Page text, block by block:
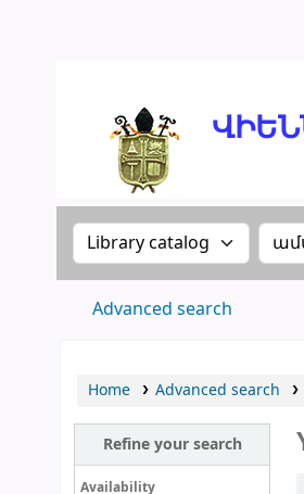
Search the catalog by:
Advanced search
Home Advanced search
Refine your search
Availability